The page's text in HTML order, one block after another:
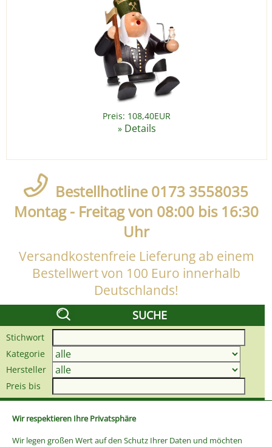
Wir respektieren Ihre Privatsphäre
Wir legen großen Wert auf den Schutz Ihrer Daten und möchten
Preis: 108,40EUR
» Details
Bestellhotline 0173 3558035
Montag - Freitag von 08:00 bis 16:30
Uhr
Versandkostenfreie Lieferung ab einem
Bestellwert von 100 Euro innerhalb
Deutschlands!
SUCHE
Stichwort
Kategorie
Hersteller
Preis bis